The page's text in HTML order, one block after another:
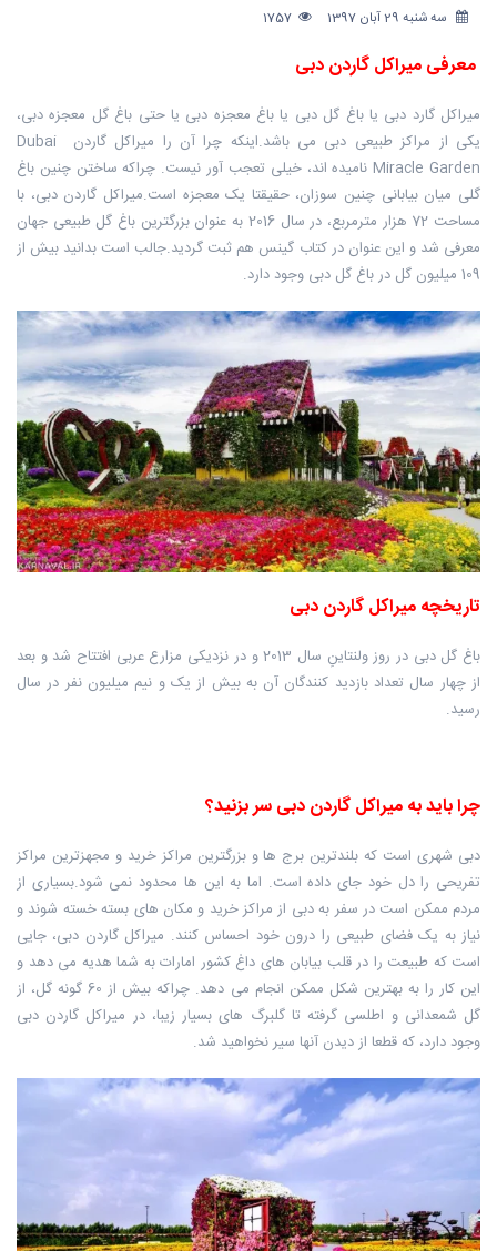
سه شنبه 29 آبان 1397
معرفی میراکل گاردن دبی
میراکل گارد دبی یا باغ گل دبی یا باغ معجزه دبی یا حتی باغ گل معجزه دبی،
یکی از مراکز طبیعی دبی می باشد.اینکه چرا آن را میراکل گاردن Dubai
Miracle Garden نامیده اند، خیلی تعجب آور نیست. چراکه ساختن چنین باغ
گلی میان بیابانی چنین سوزان، حقیقتا یک معجزه است.میراکل گاردن دبی، با
مساحت 72 هزار مترمربع، در سال 2016 به عنوان بزرگترین باغ گل طبیعی جهان
معرفی شد و این عنوان در کتاب گینس هم ثبت گردید.جالب است بدانید بیش از
109 میلیون گل در باغ گل دبی وجود دارد.
تاریخچه میراکل گاردن دبی
باغ گل دبی در روز ولنتاینِ سال 2013 و در نزدیکی مزارع عربی افتتاح شد و بعد
از چهار سال تعداد بازدید کنندگان آن به بیش از یک و نیم میلیون نفر در سال
رسید.
چرا باید به میراکل گاردن دبی سر بزنید؟
دبی شهری است که بلندترین برج ها و بزرگترین مراکز خرید و مجهزترین مراکز
تفریحی را دل خود جای داده است. اما به این ها محدود نمی شود.بسیاری از
مردم ممکن است در سفر به دبی از مراکز خرید و مکان های بسته خسته شوند و
نیاز به یک فضای طبیعی را درون خود احساس کنند. میراکل گاردن دبی، جایی
است که طبیعت را در قلب بیابان های داغ کشور امارات به شما هدیه می دهد و
این کار را به بهترین شکل ممکن انجام می دهد. چراکه بیش از 60 گونه گل، از
گل شمعدانی و اطلسی گرفته تا گلبرگ های بسیار زیبا، در میراکل گاردن دبی
وجود دارد، که قطعا از دیدن آنها سیر نخواهید شد.